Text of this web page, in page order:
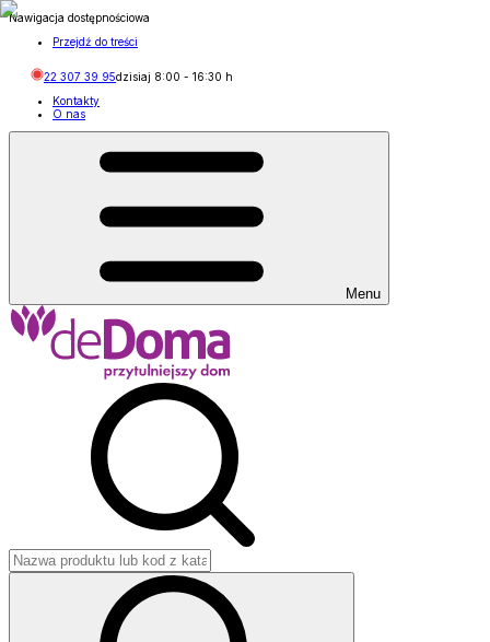
Nawigacja dostępnościowa
Przejdź do treści
22 307 39 95dzisiaj 8:00 - 16:30 h
Kontakty
O nas
Menu